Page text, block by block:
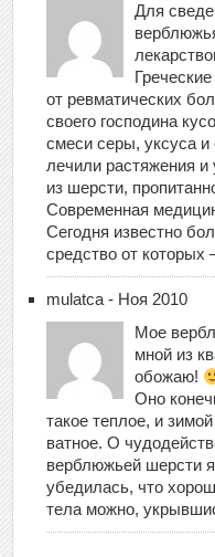
Для
от ревматических
своего господина
смеси серы, уксуса
лечили растяжения
из шерсти,
Современная
Сегодня известно
средство от
mulatca - Ноя 2010
Мое
мной из
обожаю!
Оно
такое теплое, и
ватное. О
верблюжьей шерсти
убедилась, что
тела можно,